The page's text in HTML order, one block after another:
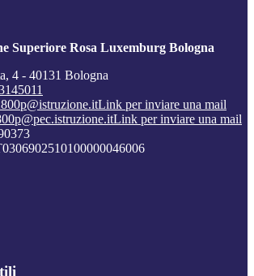
Superiore Rosa Luxemburg Bologna
4 - 40131 Bologna
Link per inviare una mail
Link per inviare una mail